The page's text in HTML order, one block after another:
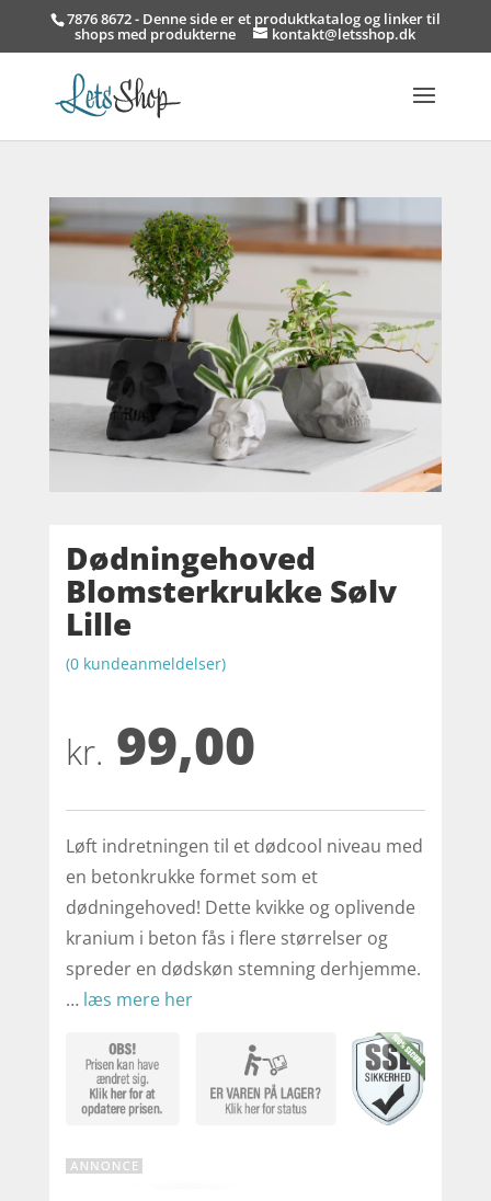
7876 8672 - Denne side er et produktkatalog og linker til
shops med produkterne kontakt@letsshop.dk
Dødningehoved
Blomsterkrukke Sølv
Lille
(0kundeanmeldelser)
kr. 99,00
Løft indretningen til et dødcool niveau med
en betonkrukke formet som et
dødningehoved! Dette kvikke og oplivende
kranium i beton fås i flere størrelser og
spreder en dødskøn stemning derhjemme.
… læs mere her